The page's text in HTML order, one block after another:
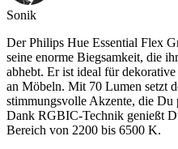
Sonik
Der Philips Hue Essential Flex
seine enorme Biegsamkeit, die
abhebt. Er ist ideal für
an Möbeln. Mit 70 Lumen setzt
stimmungsvolle Akzente, die Du
Dank RGBIC-Technik genießt
Bereich von 2200 bis 6500 K.